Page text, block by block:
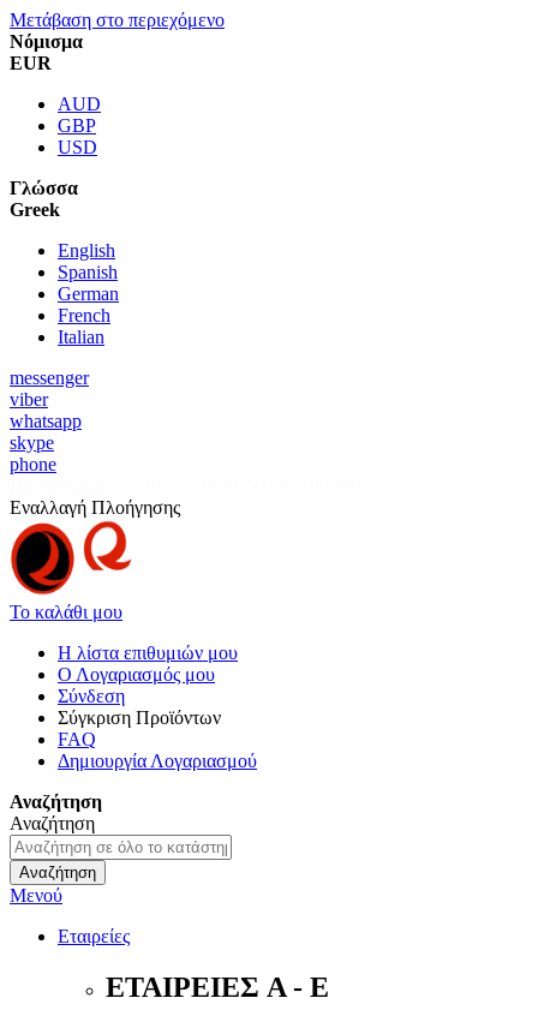
Μετάβαση στο περιεχόμενο
Νόμισμα
EUR
AUD
GBP
USD
Γλώσσα
Greek
English
Spanish
German
French
Italian
messenger
viber
whatsapp
skype
phone
Εναλλαγή Πλοήγησης
Το καλάθι μου
Η λίστα επιθυμιών μου
Ο Λογαριασμός μου
Σύνδεση
Σύγκριση Προϊόντων
FAQ
Δημιουργία Λογαριασμού
Αναζήτηση
Αναζήτηση
Αναζήτηση
Μενού
Εταιρείες
ΕΤΑΙΡΕΙΕΣ A - E